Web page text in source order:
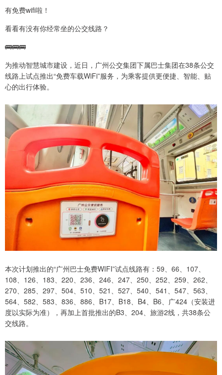
有免费wifi啦！
看看有没有你经常坐的公交线路？
🚌🚌🚌
为推动智慧城市建设，近日，广州公交集团下属巴士集团在38条公交
线路上试点推出“免费车载WiFi”服务，为乘客提供更便捷、智能、贴
心的出行体验。
本次计划推出的“广州巴士免费WIFI”试点线路有：59、66、107、
108、126、183、220、236、246、247、250、252、259、262、
270、285、297、504、510、521、527、540、541、547、563、
564、582、583、836、886、B17、B18、B4、B6、广424（安装进
度以实际为准），再加上首批推出的B3、204、旅游2线，共38条公
交线路。